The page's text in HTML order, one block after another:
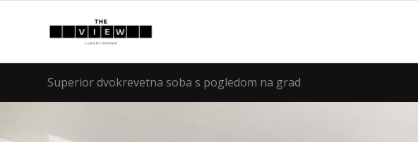
Superior dvokrevetna soba s pogledom na grad